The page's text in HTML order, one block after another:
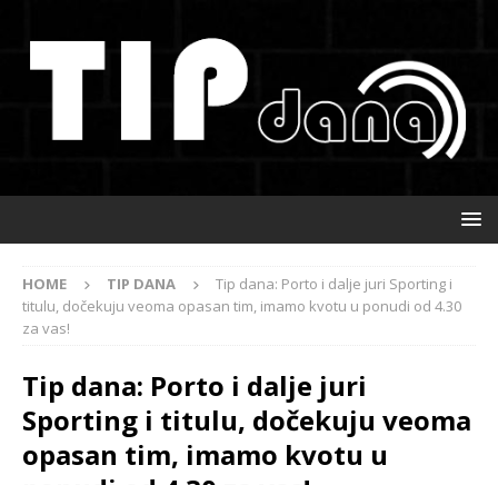
HOME TIP DANA
Tip dana: Porto i dalje juri Sporting i
titulu, dočekuju veoma opasan tim, imamo kvotu u ponudi od 4.30
za vas!
Tip dana: Porto i dalje juri
Sporting i titulu, dočekuju veoma
opasan tim, imamo kvotu u